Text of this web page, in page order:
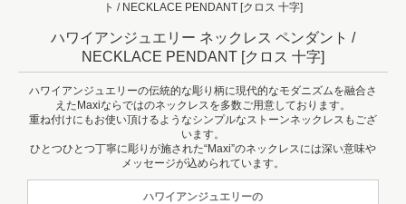
ト / NECKLACE PENDANT [クロス 十字]
ハワイアンジュエリー ネックレス ペンダント /
NECKLACE PENDANT [クロス 十字]
ハワイアンジュエリーの伝統的な彫り柄に現代的なモダニズムを融合さ
えたMaxiならではのネックレスを多数ご用意しております。
重ね付けにもお使い頂けるようなシンプルなストーンネックレスもござ
います。
ひとつひとつ丁寧に彫りが施された“Maxi”のネックレスには深い意味や
メッセージが込められています。
ハワイアンジュエリーの